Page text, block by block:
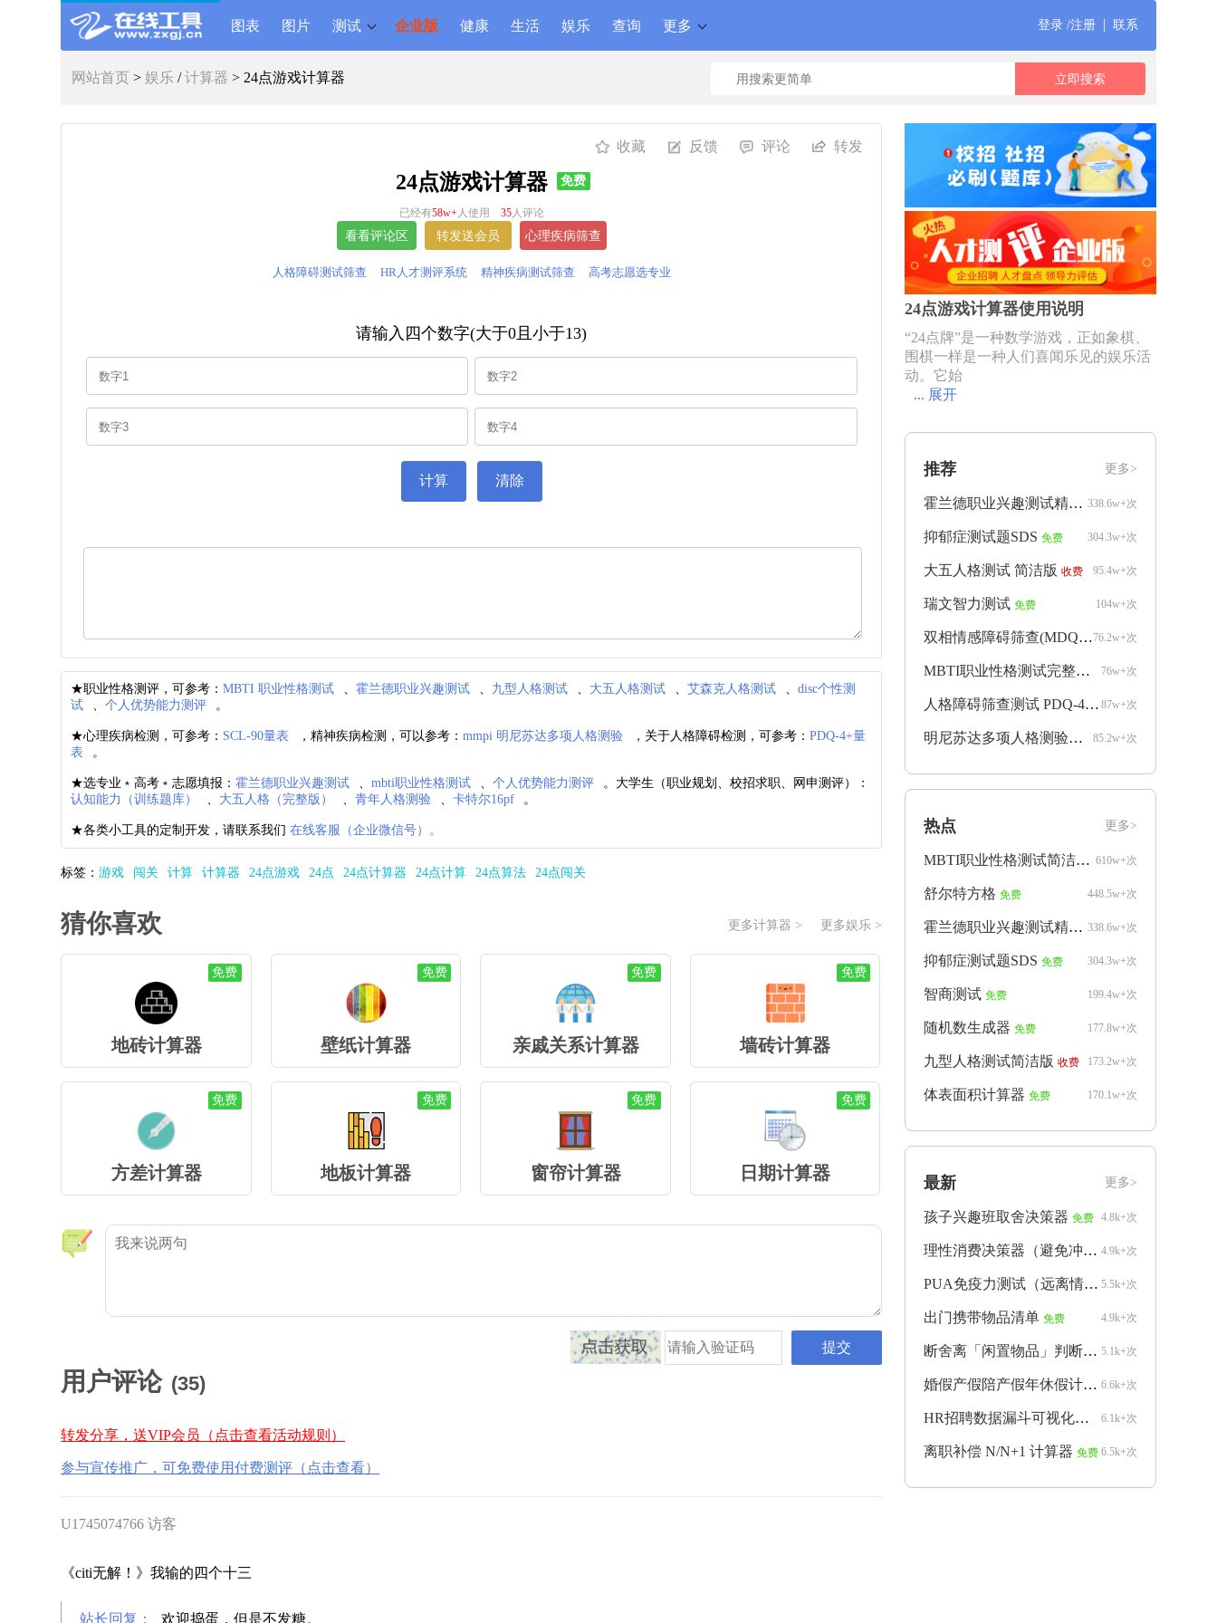
图表 图片 测试 企业版 健康 生活 娱乐 查询 更多 登录 /注册| 联系
网站首页 >娱乐 /计算器 > 24点游戏计算器
收藏 反馈 评论 转发
24点游戏计算器 免费
已经有58w+人使用 35人评论
人格障碍测试筛查 HR人才测评系统 精神疾病测试筛查 高考志愿选专业
请输入四个数字(大于0且小于13)
★职业性格测评，可参考：MBTI 职业性格测试 、霍兰德职业兴趣测试 、 九型人格测试 、 大五人格测试 、艾森克人格测试 、disc个性测
试
、个人优势能力测评 。
★心理疾病检测，可参考： SCL-90量表 ，精神疾病检测，可以参考：mmpi 明尼苏达多项人格测验 ，关于人格障碍检测，可参考：PDQ-4+量
表
。
★选专业﹡高考﹡志愿填报：霍兰德职业兴趣测试 、mbti职业性格测试 、个人优势能力测评
。大学生（职业规划、校招求职、网申测评）：
认知能力（训练题库）
、 大五人格（完整版） 、青年人格测验 、卡特尔16pf 。
★各类小工具的定制开发，请联系我们在线客服（企业微信号）。
标签：游戏 闯关 计算 计算器 24点游戏 24点 24点计算器 24点计算 24点算法 24点闯关
更多娱乐 >
更多计算器 >
猜你喜欢
免费
地砖计算器
免费
壁纸计算器
免费
亲戚关系计算器
免费
墙砖计算器
免费
方差计算器
免费
地板计算器
免费
窗帘计算器
免费
日期计算器
用户评论 (35)
转发分享，送VIP会员（点击查看活动规则）
参与宣传推广，可免费使用付费测评（点击查看）
U1745074766 访客
《citi无解！》我输的四个十三
站长回复： 欢迎捣蛋，但是不发糖。
24点游戏计算器使用说明
“24点牌”是一种数学游戏，正如象棋、
围棋一样是一种人们喜闻乐见的娱乐活
动。它始
... 展开
更多>
推荐
338.6w+次
霍兰德职业兴趣测试精简版 免费
304.3w+次
抑郁症测试题SDS 免费
95.4w+次
大五人格测试 简洁版 收费
104w+次
瑞文智力测试 免费
76.2w+次
双相情感障碍筛查(MDQ) 收费
76w+次
MBTI职业性格测试完整版 收费
87w+次
人格障碍筛查测试 PDQ-4+ 收费
85.2w+次
明尼苏达多项人格测验mmpi完整版
更多>
热点
610w+次
MBTI职业性格测试简洁版 免费
448.5w+次
舒尔特方格 免费
338.6w+次
霍兰德职业兴趣测试精简版 免费
304.3w+次
抑郁症测试题SDS 免费
199.4w+次
智商测试 免费
177.8w+次
随机数生成器 免费
173.2w+次
九型人格测试简洁版 收费
170.1w+次
体表面积计算器 免费
更多>
最新
4.8k+次
孩子兴趣班取舍决策器 免费
4.9k+次
理性消费决策器（避免冲动购物）
5.5k+次
PUA免疫力测试（远离情感操控）
4.9k+次
出门携带物品清单 免费
5.1k+次
断舍离「闲置物品」判断器 免费
6.6k+次
婚假产假陪产假年休假计算器 免费
6.1k+次
HR招聘数据漏斗可视化生成器 免费
6.5k+次
离职补偿 N/N+1 计算器 免费